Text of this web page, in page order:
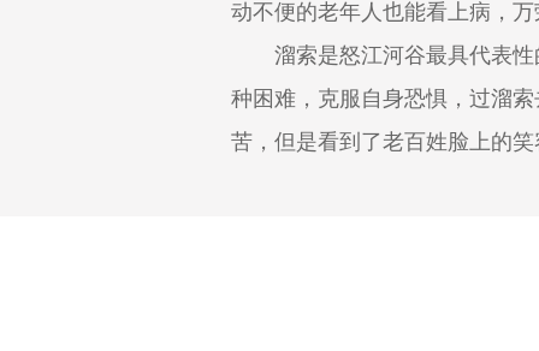
动不便的老年人也能看上病，
溜索是怒江河谷最具代表性
种困难，克服自身恐惧，过溜
苦，但是看到了老百姓脸上的笑
度的破坏。万荣带着医疗小组
到县医院工作后，万荣作为